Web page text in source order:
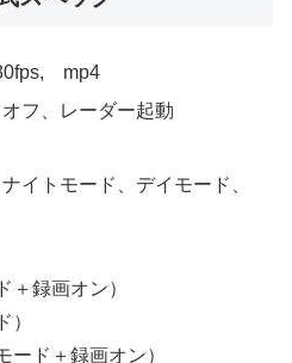
mp4
フ、レーダー起動
イトモード、デイモード、
＋録画オン）
）
ード＋録画オン）